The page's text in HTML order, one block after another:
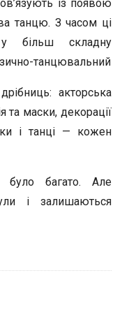
із появою
танцю. З часом ці
у більш складну
танцювальний
акторська
та маски, декорації
і танці — кожен
було багато. Але
і залишаються